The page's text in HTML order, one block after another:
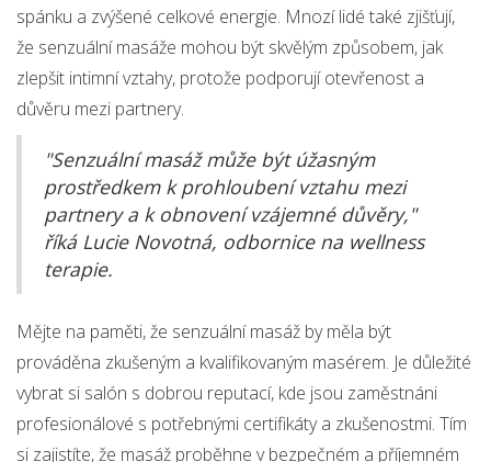
spánku a zvýšené celkové energie. Mnozí lidé také zjišťují,
že senzuální masáže mohou být skvělým způsobem, jak
zlepšit intimní vztahy, protože podporují otevřenost a
důvěru mezi partnery.
"Senzuální masáž může být úžasným
prostředkem k prohloubení vztahu mezi
partnery a k obnovení vzájemné důvěry,"
říká Lucie Novotná, odbornice na wellness
terapie.
Mějte na paměti, že senzuální masáž by měla být
prováděna zkušeným a kvalifikovaným masérem. Je důležité
vybrat si salón s dobrou reputací, kde jsou zaměstnáni
profesionálové s potřebnými certifikáty a zkušenostmi. Tím
si zajistíte, že masáž proběhne v bezpečném a příjemném